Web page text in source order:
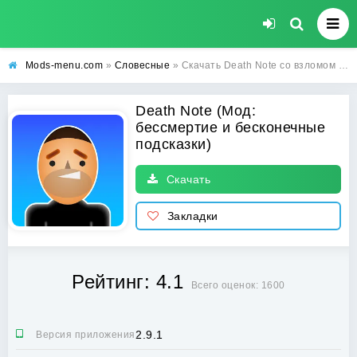
Mods-menu.com » Словесные » Скачать Death Note со взломом на бессмертие и бесконечные подсказки на андроид
Death Note (Мод:
бессмертие и бесконечные
подсказки)
Скачать
Закладки
Рейтинг: 4.1 Всего оценок: 1600
Версия приложения:2.9.1